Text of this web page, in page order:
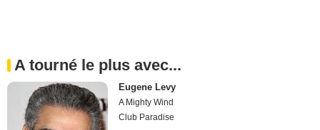
A tourné le plus avec...
Eugene Levy
A Mighty Wind
Club Paradise